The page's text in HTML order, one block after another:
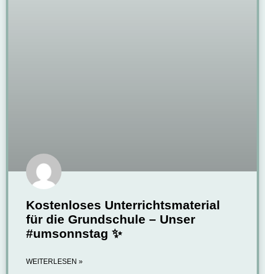
Kostenloses Unterrichtsmaterial
für die Grundschule – Unser
#umsonnstag ✨
WEITERLESEN »